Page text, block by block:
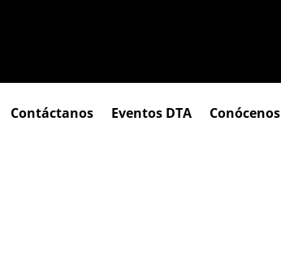
Contáctanos Eventos DTA Conócenos